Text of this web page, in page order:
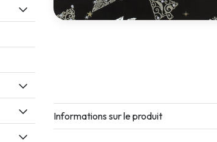
Informations sur le produit